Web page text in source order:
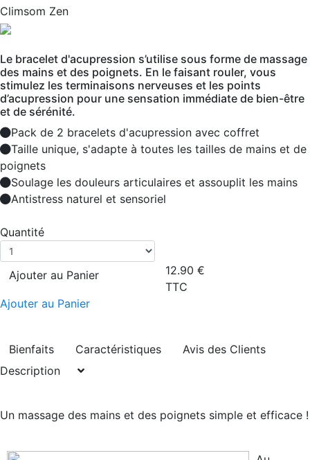
Climsom Zen
Le bracelet d'acupression s’utilise sous forme de massage
des mains et des poignets. En le faisant rouler, vous
stimulez les terminaisons nerveuses et les points
d’acupression pour une sensation immédiate de bien-être
et de sérénité.
Pack de 2 bracelets d'acupression avec coffret
Taille unique, s'adapte à toutes les tailles de mains et de
poignets
Soulage les douleurs articulaires et assouplit les mains
Antistress naturel et sensoriel
Quantité
Ajouter au Panier
Ajouter au Panier
12.90 €
TTC
Bienfaits Caractéristiques
Avis des Clients
Description
Un massage des mains et des poignets simple et efficace !